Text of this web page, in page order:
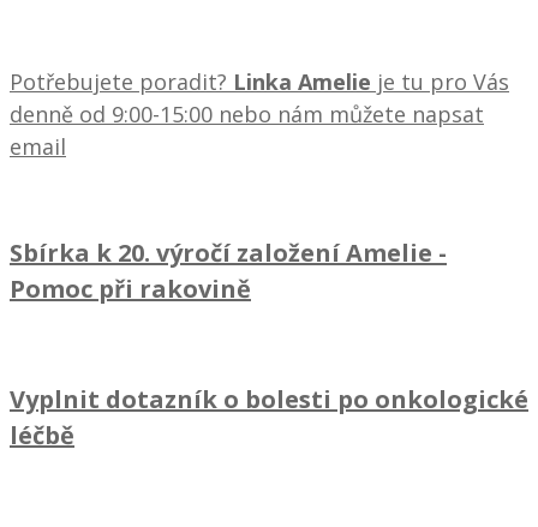
Potřebujete poradit? Linka Amelie je tu pro Vás
denně od 9:00-15:00 nebo nám můžete napsat
email
Sbírka k 20. výročí založení Amelie -
Pomoc při rakovině
Vyplnit dotazník o bolesti po onkologické
léčbě